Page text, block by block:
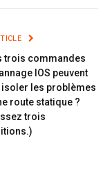
trois commandes
IOS peuvent
isoler les problèmes
route statique ?
trois